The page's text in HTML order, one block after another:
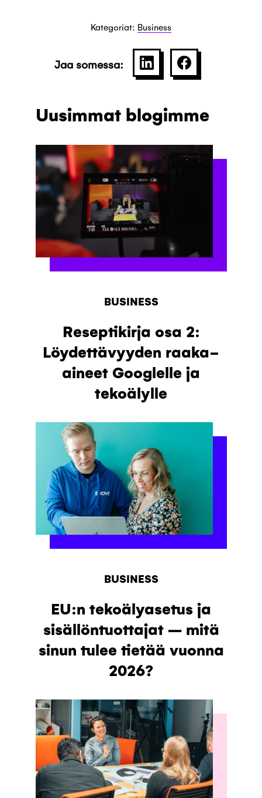
Kategoriat: Business
Jaa somessa: SHARE ON LINKEDIN
JAA
Uusimmat blogimme
BUSINESS
Reseptikirja osa 2:
Löydettävyyden raaka-
aineet Googlelle ja
tekoälylle
BUSINESS
EU:n tekoälyasetus ja
sisällöntuottajat – mitä
sinun tulee tietää vuonna
2026?